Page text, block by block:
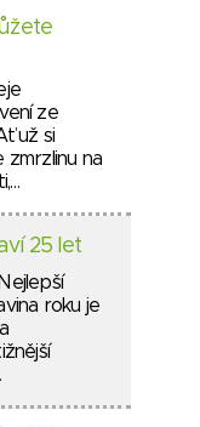
ze
už si
zmrzlinu na
25 let
roku je